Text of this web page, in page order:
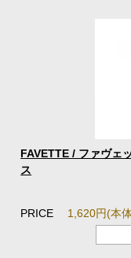
FAVETTE / ファヴェ
ス
PRICE 1,620円(本